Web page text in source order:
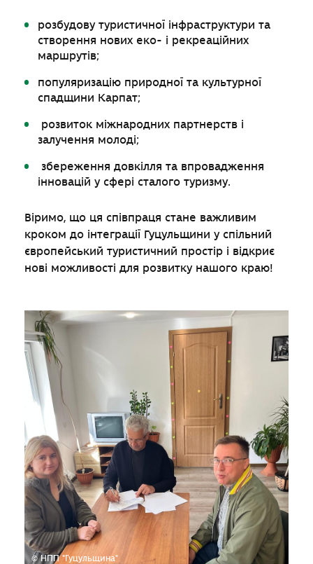
розбудову туристичної інфраструктури та
створення нових еко- і рекреаційних
маршрутів;
популяризацію природної та культурної
спадщини Карпат;
розвиток міжнародних партнерств і
залучення молоді;
збереження довкілля та впровадження
інновацій у сфері сталого туризму.
Віримо, що ця співпраця стане важливим
кроком до інтеграції Гуцульщини у спільний
європейський туристичний простір і відкриє
нові можливості для розвитку нашого краю!
© НПП "Гуцульщина"